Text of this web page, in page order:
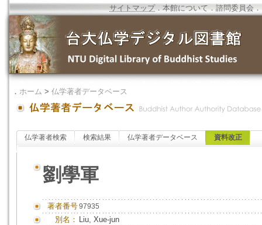
サイトマップ．本館について ．諮問委員会 ．
． ホーム > 仏学著者データベース
仏学著者検索 検索結果 仏学著者データベース 資料改正
劉學軍
著者番号97935
別名： Liu, Xue-jun